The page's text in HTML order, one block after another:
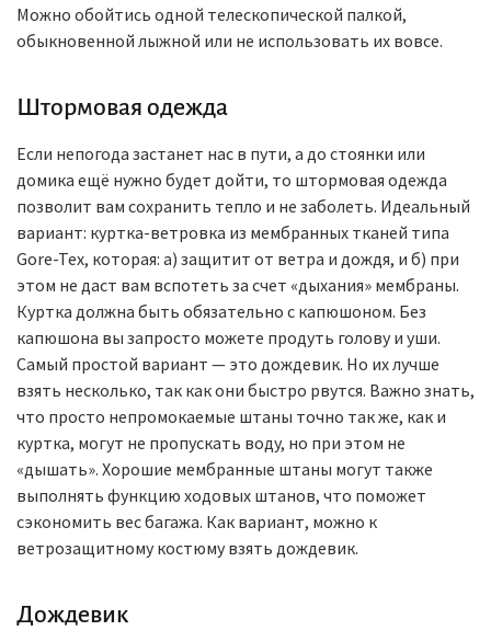
Можно обойтись одной телескопической палкой,
обыкновенной лыжной или не использовать их вовсе.
Штормовая одежда
Если непогода застанет нас в пути, а до стоянки или
домика ещё нужно будет дойти, то штормовая одежда
позволит вам сохранить тепло и не заболеть. Идеальный
вариант: куртка-ветровка из мембранных тканей типа
Gore-Tex, которая: а) защитит от ветра и дождя, и б) при
этом не даст вам вспотеть за счет «дыхания‎» мембраны.
Куртка должна быть обязательно с капюшоном. Без
капюшона вы запросто можете продуть голову и уши.
Самый простой вариант — это дождевик. Но их лучше
взять несколько, так как они быстро рвутся. Важно знать,
что просто непромокаемые штаны точно так же, как и
куртка, могут не пропускать воду, но при этом не
«дышать». Хорошие мембранные штаны могут также
выполнять функцию ходовых штанов, что поможет
сэкономить вес багажа. Как вариант, можно к
ветрозащитному костюму взять дождевик.
Дождевик